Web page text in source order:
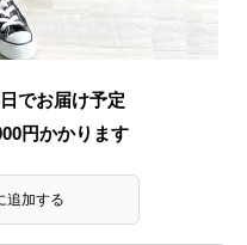
でお届け予定
円かかります
追加する